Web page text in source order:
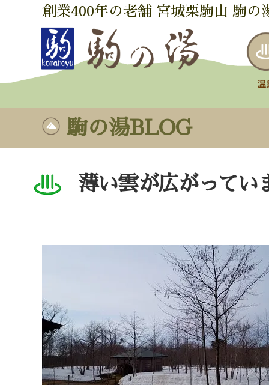
創業400年の老舗 宮城栗駒山 駒の
駒の湯BLOG
薄い雲が広がって